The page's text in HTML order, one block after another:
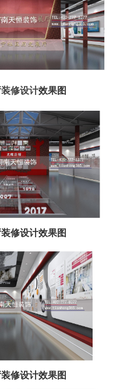
修设计效果图
修设计效果图
修设计效果图